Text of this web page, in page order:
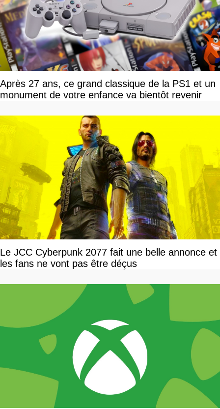
Après 27 ans, ce grand classique de la PS1 et un
monument de votre enfance va bientôt revenir
Le JCC Cyberpunk 2077 fait une belle annonce et
les fans ne vont pas être déçus